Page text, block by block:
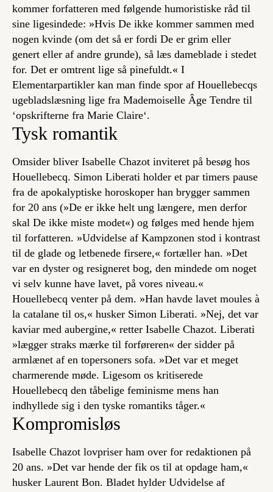
kommer forfatteren med følgende humoristiske råd til
sine ligesindede: »Hvis De ikke kommer sammen med
nogen kvinde (om det så er fordi De er grim eller
genert eller af andre grunde), så læs dameblade i stedet
for. Det er omtrent lige så pinefuldt.« I
Elementarpartikler kan man finde spor af Houellebecqs
ugebladslæsning lige fra Mademoiselle Âge Tendre til
‘opskrifterne fra Marie Claire‘.
Tysk romantik
Omsider bliver Isabelle Chazot inviteret på besøg hos
Houellebecq. Simon Liberati holder et par timers pause
fra de apokalyptiske horoskoper han brygger sammen
for 20 ans (»De er ikke helt ung længere, men derfor
skal De ikke miste modet«) og følges med hende hjem
til forfatteren. »Udvidelse af Kampzonen stod i kontrast
til de glade og letbenede firsere,« fortæller han. »Det
var en dyster og resigneret bog, den mindede om noget
vi selv kunne have lavet, på vores niveau.«
Houellebecq venter på dem. »Han havde lavet moules à
la catalane til os,« husker Simon Liberati. »Nej, det var
kaviar med aubergine,« retter Isabelle Chazot. Liberati
»lægger straks mærke til forføreren« der sidder på
armlænet af en topersoners sofa. »Det var et meget
charmerende møde. Ligesom os kritiserede
Houellebecq den tåbelige feminisme mens han
indhyllede sig i den tyske romantiks tåger.«
Kompromisløs
Isabelle Chazot lovpriser ham over for redaktionen på
20 ans. »Det var hende der fik os til at opdage ham,«
husker Laurent Bon. Bladet hylder Udvidelse af